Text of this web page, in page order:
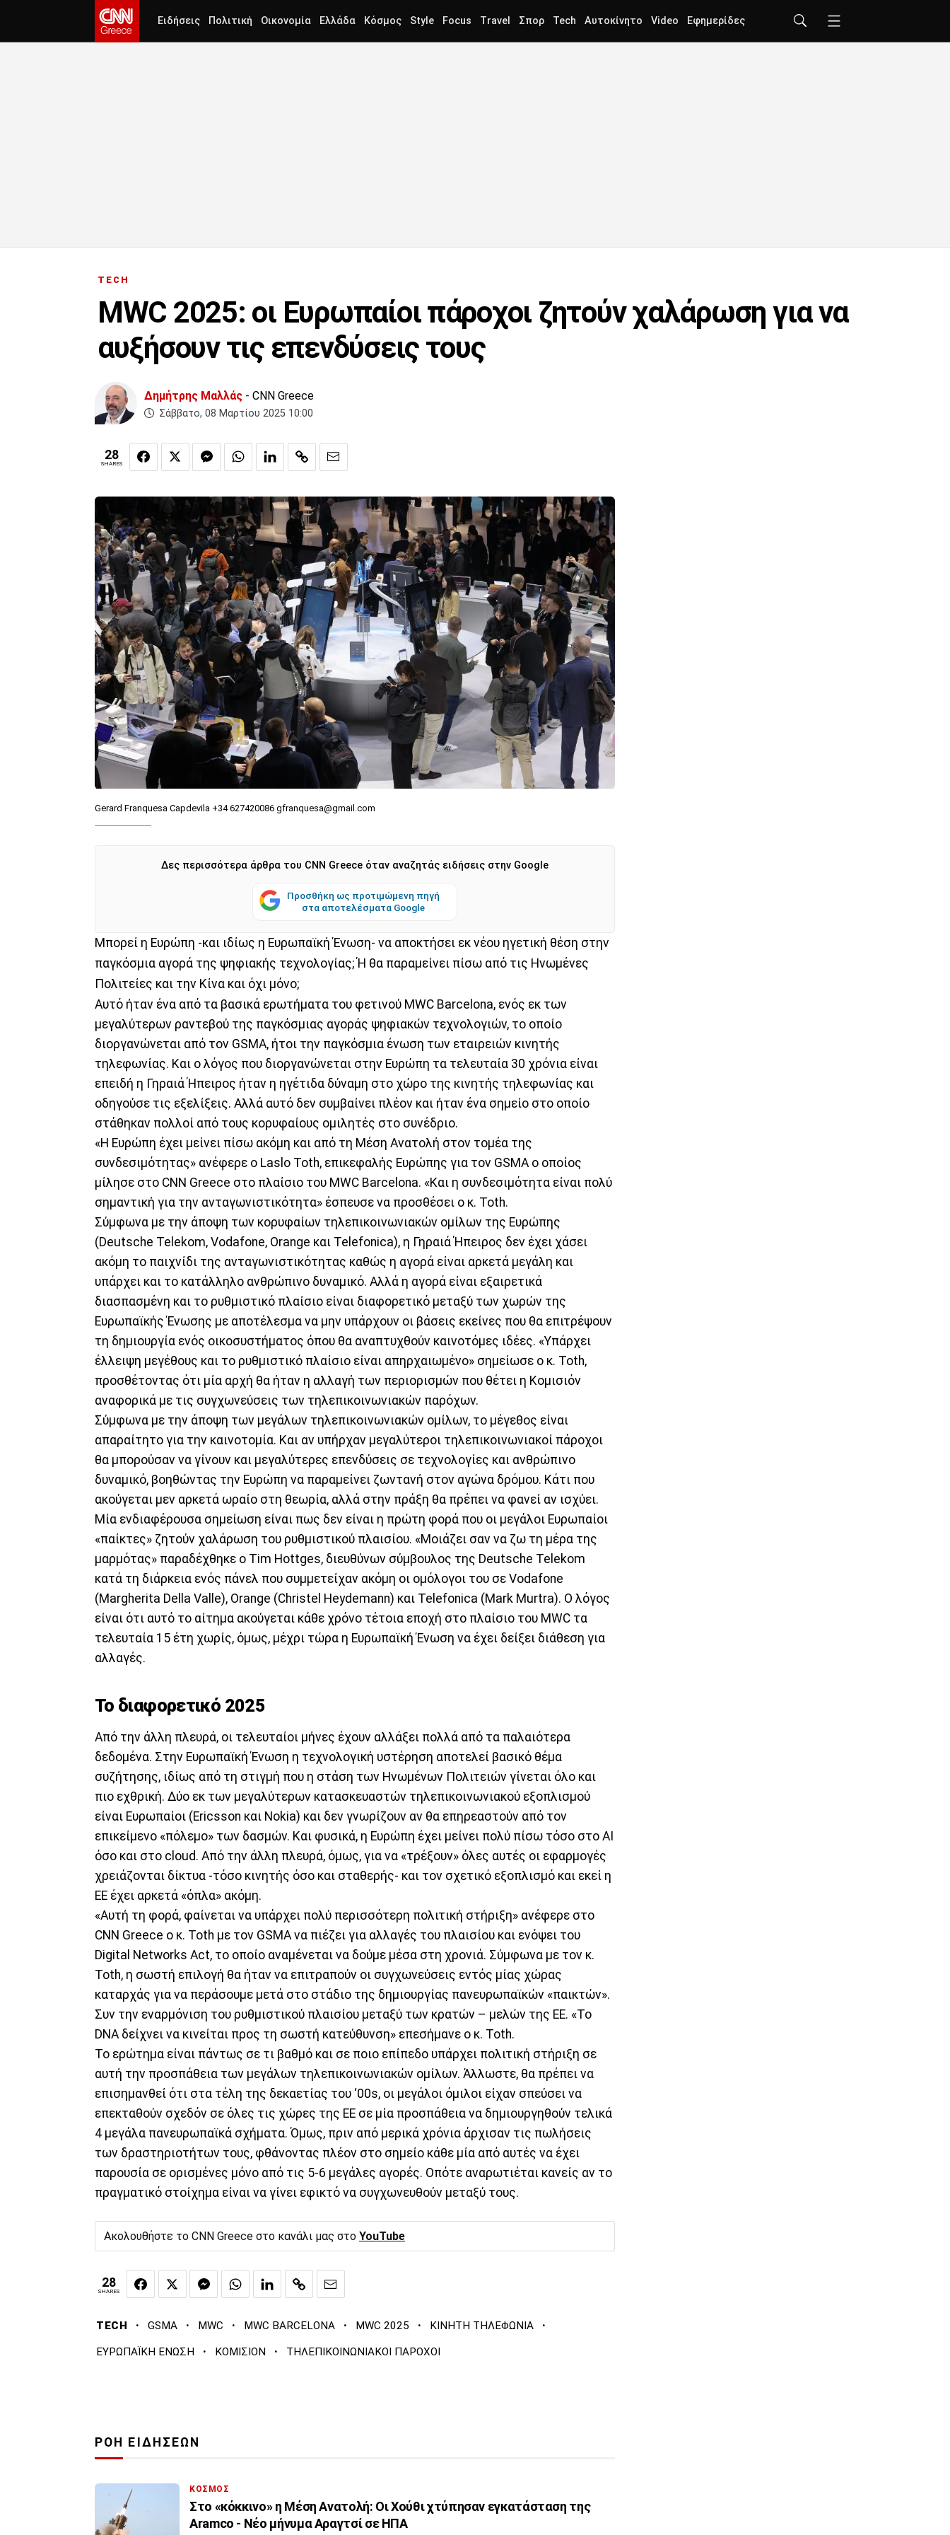
Ειδήσεις Πολιτική Οικονομία Ελλάδα Κόσμος Style Focus Travel Σπορ Tech Αυτοκίνητο Video Εφημερίδες
TECH
MWC 2025: οι Ευρωπαίοι πάροχοι ζητούν χαλάρωση για να
αυξήσουν τις επενδύσεις τους
Δημήτρης Μαλλάς - CNN Greece
Σάββατο, 08 Μαρτίου 2025 10:00
28
SHARES
Gerard Franquesa Capdevila +34 627420086 gfranquesa@gmail.com
Δες περισσότερα άρθρα του CNN Greece όταν αναζητάς ειδήσεις στην Google
Προσθήκη ως προτιμώμενη πηγή
στα αποτελέσματα Google
Μπορεί η Ευρώπη -και ιδίως η Ευρωπαϊκή Ένωση- να αποκτήσει εκ νέου ηγετική θέση στην
παγκόσμια αγορά της ψηφιακής τεχνολογίας; Ή θα παραμείνει πίσω από τις Ηνωμένες
Πολιτείες και την Κίνα και όχι μόνο;
Αυτό ήταν ένα από τα βασικά ερωτήματα του φετινού MWC Barcelona, ενός εκ των
μεγαλύτερων ραντεβού της παγκόσμιας αγοράς ψηφιακών τεχνολογιών, το οποίο
διοργανώνεται από τον GSMA, ήτοι την παγκόσμια ένωση των εταιρειών κινητής
τηλεφωνίας. Και ο λόγος που διοργανώνεται στην Ευρώπη τα τελευταία 30 χρόνια είναι
επειδή η Γηραιά Ήπειρος ήταν η ηγέτιδα δύναμη στο χώρο της κινητής τηλεφωνίας και
οδηγούσε τις εξελίξεις. Αλλά αυτό δεν συμβαίνει πλέον και ήταν ένα σημείο στο οποίο
στάθηκαν πολλοί από τους κορυφαίους ομιλητές στο συνέδριο.
«Η Ευρώπη έχει μείνει πίσω ακόμη και από τη Μέση Ανατολή στον τομέα της
συνδεσιμότητας» ανέφερε o Laslo Toth, επικεφαλής Ευρώπης για τον GSMA ο οποίος
μίλησε στο CNN Greece στο πλαίσιο του MWC Barcelona. «Και η συνδεσιμότητα είναι πολύ
σημαντική για την ανταγωνιστικότητα» έσπευσε να προσθέσει ο κ. Toth.
Σύμφωνα με την άποψη των κορυφαίων τηλεπικοινωνιακών ομίλων της Ευρώπης
(Deutsche Telekom, Vodafone, Orange και Telefonica), η Γηραιά Ήπειρος δεν έχει χάσει
ακόμη το παιχνίδι της ανταγωνιστικότητας καθώς η αγορά είναι αρκετά μεγάλη και
υπάρχει και το κατάλληλο ανθρώπινο δυναμικό. Αλλά η αγορά είναι εξαιρετικά
διασπασμένη και το ρυθμιστικό πλαίσιο είναι διαφορετικό μεταξύ των χωρών της
Ευρωπαϊκής Ένωσης με αποτέλεσμα να μην υπάρχουν οι βάσεις εκείνες που θα επιτρέψουν
τη δημιουργία ενός οικοσυστήματος όπου θα αναπτυχθούν καινοτόμες ιδέες. «Υπάρχει
έλλειψη μεγέθους και το ρυθμιστικό πλαίσιο είναι απηρχαιωμένο» σημείωσε ο κ. Toth,
προσθέτοντας ότι μία αρχή θα ήταν η αλλαγή των περιορισμών που θέτει η Κομισιόν
αναφορικά με τις συγχωνεύσεις των τηλεπικοινωνιακών παρόχων.
Σύμφωνα με την άποψη των μεγάλων τηλεπικοινωνιακών ομίλων, το μέγεθος είναι
απαραίτητο για την καινοτομία. Και αν υπήρχαν μεγαλύτεροι τηλεπικοινωνιακοί πάροχοι
θα μπορούσαν να γίνουν και μεγαλύτερες επενδύσεις σε τεχνολογίες και ανθρώπινο
δυναμικό, βοηθώντας την Ευρώπη να παραμείνει ζωντανή στον αγώνα δρόμου. Κάτι που
ακούγεται μεν αρκετά ωραίο στη θεωρία, αλλά στην πράξη θα πρέπει να φανεί αν ισχύει.
Μία ενδιαφέρουσα σημείωση είναι πως δεν είναι η πρώτη φορά που οι μεγάλοι Ευρωπαίοι
«παίκτες» ζητούν χαλάρωση του ρυθμιστικού πλαισίου. «Μοιάζει σαν να ζω τη μέρα της
μαρμότας» παραδέχθηκε ο Tim Hottges, διευθύνων σύμβουλος της Deutsche Telekom
κατά τη διάρκεια ενός πάνελ που συμμετείχαν ακόμη οι ομόλογοι του σε Vodafone
(Margherita Della Valle), Orange (Christel Heydemann) και Telefonica (Mark Murtra). Ο λόγος
είναι ότι αυτό το αίτημα ακούγεται κάθε χρόνο τέτοια εποχή στο πλαίσιο του MWC τα
τελευταία 15 έτη χωρίς, όμως, μέχρι τώρα η Ευρωπαϊκή Ένωση να έχει δείξει διάθεση για
αλλαγές.
Το διαφορετικό 2025
Από την άλλη πλευρά, οι τελευταίοι μήνες έχουν αλλάξει πολλά από τα παλαιότερα
δεδομένα. Στην Ευρωπαϊκή Ένωση η τεχνολογική υστέρηση αποτελεί βασικό θέμα
συζήτησης, ιδίως από τη στιγμή που η στάση των Ηνωμένων Πολιτειών γίνεται όλο και
πιο εχθρική. Δύο εκ των μεγαλύτερων κατασκευαστών τηλεπικοινωνιακού εξοπλισμού
είναι Ευρωπαίοι (Ericsson και Nokia) και δεν γνωρίζουν αν θα επηρεαστούν από τον
επικείμενο «πόλεμο» των δασμών. Και φυσικά, η Ευρώπη έχει μείνει πολύ πίσω τόσο στο ΑΙ
όσο και στο cloud. Από την άλλη πλευρά, όμως, για να «τρέξουν» όλες αυτές οι εφαρμογές
χρειάζονται δίκτυα -τόσο κινητής όσο και σταθερής- και τον σχετικό εξοπλισμό και εκεί η
ΕΕ έχει αρκετά «όπλα» ακόμη.
«Αυτή τη φορά, φαίνεται να υπάρχει πολύ περισσότερη πολιτική στήριξη» ανέφερε στο
CNN Greece ο κ. Toth με τον GSMA να πιέζει για αλλαγές του πλαισίου και ενόψει του
Digital Networks Act, το οποίο αναμένεται να δούμε μέσα στη χρονιά. Σύμφωνα με τον κ.
Toth, η σωστή επιλογή θα ήταν να επιτραπούν οι συγχωνεύσεις εντός μίας χώρας
καταρχάς για να περάσουμε μετά στο στάδιο της δημιουργίας πανευρωπαϊκών «παικτών».
Συν την εναρμόνιση του ρυθμιστικού πλαισίου μεταξύ των κρατών – μελών της ΕΕ. «Το
DNA δείχνει να κινείται προς τη σωστή κατεύθυνση» επεσήμανε ο κ. Toth.
Το ερώτημα είναι πάντως σε τι βαθμό και σε ποιο επίπεδο υπάρχει πολιτική στήριξη σε
αυτή την προσπάθεια των μεγάλων τηλεπικοινωνιακών ομίλων. Άλλωστε, θα πρέπει να
επισημανθεί ότι στα τέλη της δεκαετίας του ‘00s, οι μεγάλοι όμιλοι είχαν σπεύσει να
επεκταθούν σχεδόν σε όλες τις χώρες της ΕΕ σε μία προσπάθεια να δημιουργηθούν τελικά
4 μεγάλα πανευρωπαϊκά σχήματα. Όμως, πριν από μερικά χρόνια άρχισαν τις πωλήσεις
των δραστηριοτήτων τους, φθάνοντας πλέον στο σημείο κάθε μία από αυτές να έχει
παρουσία σε ορισμένες μόνο από τις 5-6 μεγάλες αγορές. Οπότε αναρωτιέται κανείς αν το
πραγματικό στοίχημα είναι να γίνει εφικτό να συγχωνευθούν μεταξύ τους.
Ακολουθήστε το CNN Greece στο κανάλι μας στο YouTube
28
SHARES
TECH · GSMA · MWC · MWC BARCELONA · MWC 2025 · ΚΙΝΗΤΗ ΤΗΛΕΦΩΝΙΑ ·
ΕΥΡΩΠΑΪΚΗ ΕΝΩΣΗ · ΚΟΜΙΣΙΟΝ · ΤΗΛΕΠΙΚΟΙΝΩΝΙΑΚΟΙ ΠΑΡΟΧΟΙ
ΡΟΗ ΕΙΔΗΣΕΩΝ
ΚΟΣΜΟΣ
Στο «κόκκινο» η Μέση Ανατολή: Οι Χούθι χτύπησαν εγκατάσταση της
Aramco - Νέο μήνυμα Αραγτσί σε ΗΠΑ